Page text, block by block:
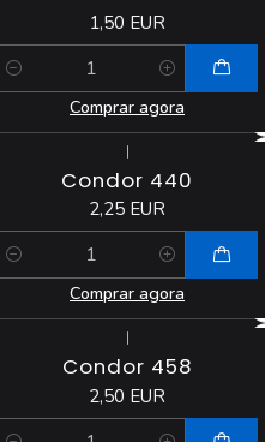
1,50 EUR
Comprar agora
|
Condor 440
2,25 EUR
Comprar agora
|
Condor 458
2,50 EUR